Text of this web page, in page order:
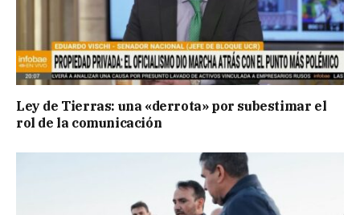
Ley de Tierras: una «derrota» por subestimar el
rol de la comunicación